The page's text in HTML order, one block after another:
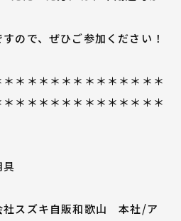
ので、ぜひご参加ください！
＊＊＊＊＊＊＊＊＊＊＊＊＊
＊＊＊＊＊＊＊＊＊＊＊＊＊
具
社スズキ自販和歌山 本社/ア